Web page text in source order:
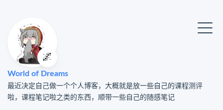
🌌
World of Dreams
最近决定自己做一个个人博客，大概就是放一些自己的课程测评
啦，课程笔记啦之类的东西，顺带一些自己的随感笔记